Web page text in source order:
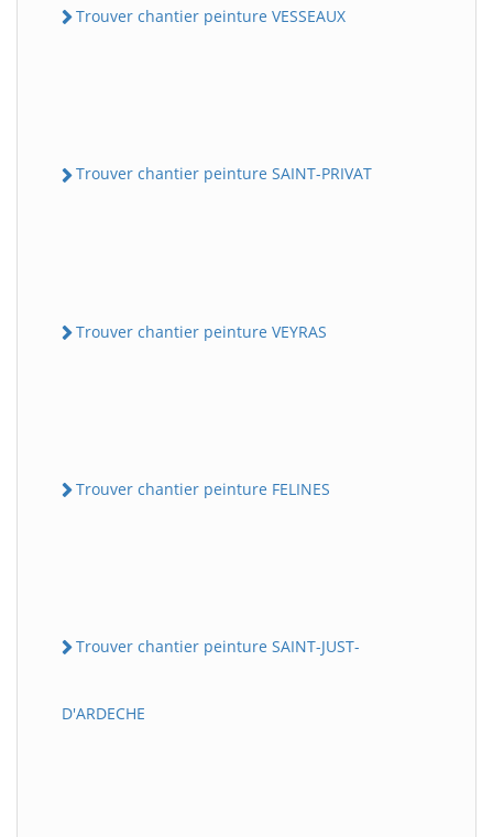
Trouver chantier peinture VESSEAUX
Trouver chantier peinture SAINT-PRIVAT
Trouver chantier peinture VEYRAS
Trouver chantier peinture FELINES
Trouver chantier peinture SAINT-JUST-
D'ARDECHE